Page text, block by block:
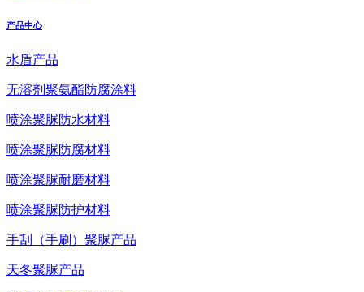
产品中心
水盾产品
无溶剂聚氨酯防腐涂料
喷涂聚脲防水材料
喷涂聚脲防腐材料
喷涂聚脲耐磨材料
喷涂聚脲防护材料
手刮（手刷）聚脲产品
天冬聚脲产品